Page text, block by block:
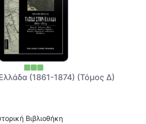
(1861-1874) (Τόμος Δ)
Βιβλιοθήκη